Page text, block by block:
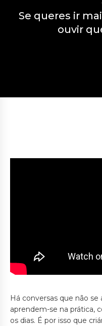
Se queres ir
ouvir
Há conversas que não
aprendem-se na prática,
os dias. É por isso que